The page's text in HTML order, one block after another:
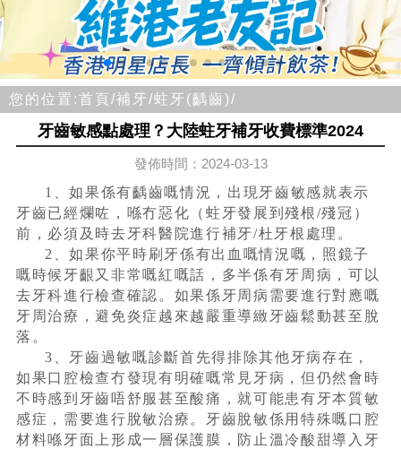
您的位置:首頁/補牙/蛀牙(齲齒)/
牙齒敏感點處理？大陸蛀牙補牙收費標準2024
發佈時間：2024-03-13
1、如果係有齲齒嘅情況，出現牙齒敏感就表示
牙齒已經爛咗，喺冇惡化（蛀牙發展到殘根/殘冠）
前，必須及時去牙科醫院進行補牙/杜牙根處理。
2、如果你平時刷牙係有出血嘅情況嘅，照鏡子
嘅時候牙齦又非常嘅紅嘅話，多半係有牙周病，可以
去牙科進行檢查確認。如果係牙周病需要進行對應嘅
牙周治療，避免炎症越來越嚴重導緻牙齒鬆動甚至脫
落。
3、牙齒過敏嘅診斷首先得排除其他牙病存在，
如果口腔檢查冇發現有明確嘅常見牙病，但仍然會時
不時感到牙齒唔舒服甚至酸痛，就可能患有牙本質敏
感症，需要進行脫敏治療。牙齒脫敏係用特殊嘅口腔
材料喺牙面上形成一層保護膜，防止溫冷酸甜導入牙